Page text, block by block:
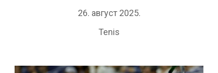
26. август 2025.
Tenis